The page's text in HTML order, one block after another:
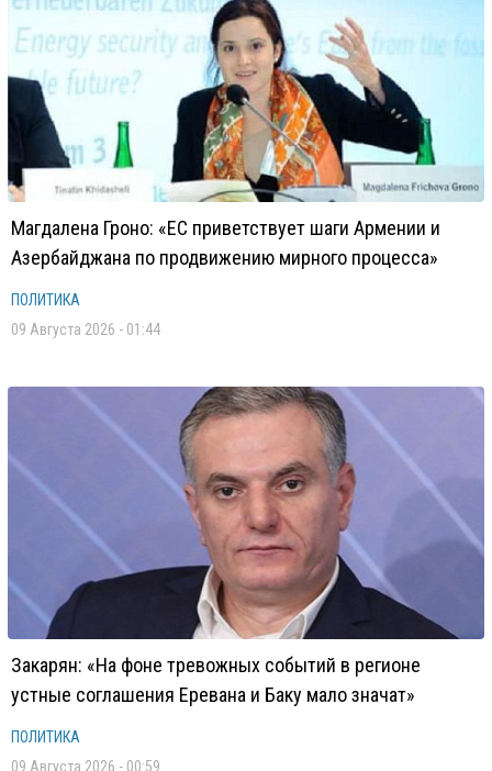
Магдалена Гроно: «ЕС приветствует шаги Армении и
Азербайджана по продвижению мирного процесса»
ПОЛИТИКА
09 Августа 2026 - 01:44
Закарян: «На фоне тревожных событий в регионе
устные соглашения Еревана и Баку мало значат»
ПОЛИТИКА
09 Августа 2026 - 00:59